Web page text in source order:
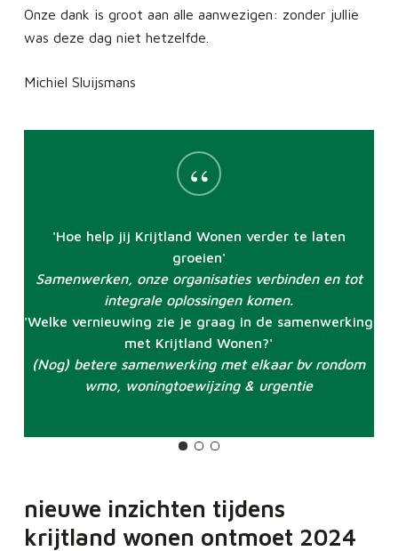
Onze dank is groot aan alle aanwezigen: zonder jullie
was deze dag niet hetzelfde.
Michiel Sluijsmans
“
'Hoe help jij Krijtland Wonen verder te laten
groeien'
Samenwerken, onze organisaties verbinden en tot
integrale oplossingen komen.
'Welke vernieuwing zie je graag in de samenwerking
met Krijtland Wonen?'
(Nog) betere samenwerking met elkaar bv rondom
wmo, woningtoewijzing & urgentie
nieuwe inzichten tijdens
krijtland wonen ontmoet 2024